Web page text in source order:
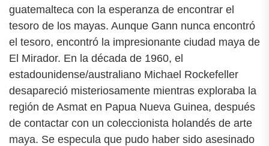
guatemalteca con la esperanza de encontrar el
tesoro de los mayas. Aunque Gann nunca encontró
el tesoro, encontró la impresionante ciudad maya de
El Mirador. En la década de 1960, el
estadounidense/australiano Michael Rockefeller
desapareció misteriosamente mientras exploraba la
región de Asmat en Papua Nueva Guinea, después
de contactar con un coleccionista holandés de arte
maya. Se especula que pudo haber sido asesinado